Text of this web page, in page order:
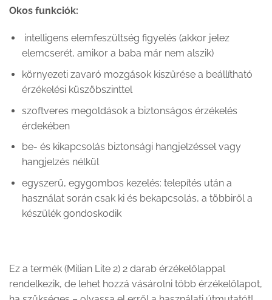
Okos funkciók:
intelligens elemfeszültség figyelés (akkor jelez
elemcserét, amikor a baba már nem alszik)
környezeti zavaró mozgások kiszűrése a beállítható
érzékelési küszöbszinttel
szoftveres megoldások a biztonságos érzékelés
érdekében
be- és kikapcsolás biztonsági hangjelzéssel vagy
hangjelzés nélkül
egyszerű, egygombos kezelés: telepítés után a
használat során csak ki és bekapcsolás, a többiről a
készülék gondoskodik
Ez a termék (Milian Lite 2) 2 darab érzékelőlappal
rendelkezik, de lehet hozzá vásárolni több érzékelőlapot,